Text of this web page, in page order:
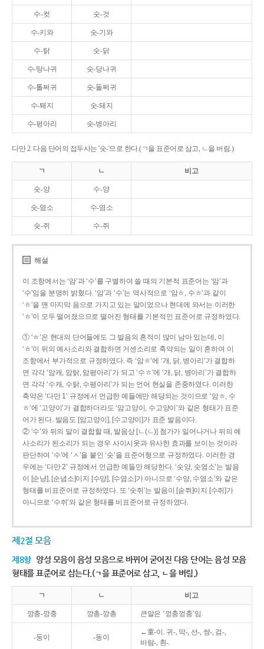
수-컷 숫-것
수-키와 숫-기와
수-탉 숫-닭
수-탕나귀 숫-당나귀
수-톨쩌귀 숫-돌쩌귀
수-퇘지 숫-돼지
수-평아리 숫-병아리
다만 2. 다음 단어의 접두사는 '숫-'으로 한다.(ㄱ을 표준어로 삼고, ㄴ을 버림.)
ㄱ ㄴ 비고
숫-양 수-양
숫-염소 수-염소
숫-쥐 수-쥐
해설
이 조항에서는 ‘암’과 ‘수’를 구별하여 쓸 때의 기본적 표준어는 ‘암’과
‘수’임을 분명히 밝혔다. ‘암’과 ‘수’는 역사적으로 ‘암ㅎ, 수ㅎ’과 같이
‘ㅎ’을 맨 마지막 음으로 가지고 있는 말이었으나 현대에 와서는 이러한
‘ㅎ’이 모두 떨어졌으므로 떨어진 형태를 기본적인 표준어로 규정하였다.
① ‘ㅎ’은 현대의 단어들에도 그 발음의 흔적이 많이 남아 있는데, 이
‘ㅎ’이 뒤의 예사소리와 결합하면 거센소리로 축약되는 일이 흔하여 이
조항에서 부가적으로 규정하였다. 즉 ‘암ㅎ’에 ‘개, 닭, 병아리’가 결합하
면 각각 ‘암캐, 암탉, 암평아리’가 되고 ‘수ㅎ’에 ‘개, 닭, 병아리’가 결합하
면 각각 ‘수캐, 수탉, 수평아리’가 되는 언어 현실을 존중하였다. 이러한
축약은 ‘다만 1’ 규정에서 언급한 예들에만 해당되는 것이므로 ‘암ㅎ, 수
ㅎ’에 ‘고양이’가 결합하더라도 ‘암고양이, 수고양이’와 같은 형태가 표준
어가 된다. 발음도 [암고양이], [수고양이]가 표준 발음이다.
② ‘수’와 뒤의 말이 결합할 때, 발음상 [ㄴ(ㄴ)] 첨가가 일어나거나 뒤의 예
사소리가 된소리가 되는 경우 사이시옷과 유사한 효과를 보이는 것이라
판단하여 ‘수’에 ‘ㅅ’을 붙인 ‘숫’을 표준어형으로 규정하였다. 이러한 경
우에는 ‘다만 2’ 규정에서 언급한 예들만 해당한다. ‘숫양, 숫염소’는 발음
이 [순냥], [순념소]이지 [수양], [수염소]가 아니므로 ‘수양, 수염소’와 같은
형태를 비표준어로 규정하였다. 또 ‘숫쥐’는 발음이 [숟쮜]이지 [수쥐]가
아니므로 ‘수쥐’와 같은 형태를 비표준어로 규정하였다.
제2절 모음
제8항 양성 모음이 음성 모음으로 바뀌어 굳어진 다음 단어는 음성 모음
형태를 표준어로 삼는다.(ㄱ을 표준어로 삼고, ㄴ을 버림.)
ㄱ ㄴ 비고
깡충-깡충 깡총-깡총 큰말은 ‘껑충껑충’임.
-둥이 -동이
←童-이. 귀-, 막-, 선-, 쌍-, 검-,
바람-, 흰-.